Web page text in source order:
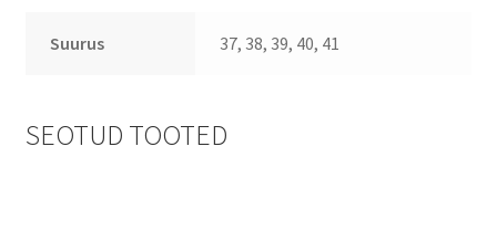
Suurus 37, 38, 39, 40, 41
SEOTUD TOOTED